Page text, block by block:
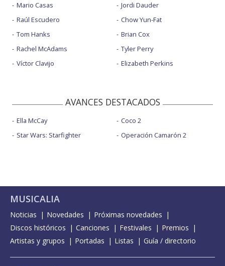
Mario Casas
Raúl Escudero
Tom Hanks
Rachel McAdams
Víctor Clavijo
Jordi Dauder
Chow Yun-Fat
Brian Cox
Tyler Perry
Elizabeth Perkins
AVANCES DESTACADOS
Ella McCay
Star Wars: Starfighter
Coco 2
Operación Camarón 2
MUSICALIA
Noticias Novedades
Próximas novedades
Discos históricos
Canciones Festivales
Premios
Artistas y grupos
Portadas Listas Guía / directorio